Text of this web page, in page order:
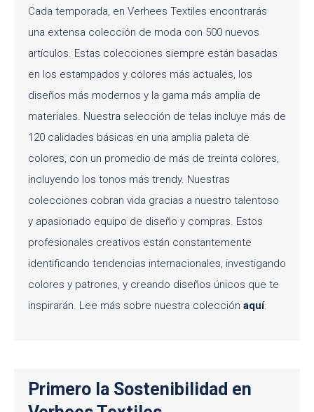
Cada temporada, en Verhees Textiles encontrarás
una extensa colección de moda con 500 nuevos
artículos. Estas colecciones siempre están basadas
en los estampados y colores más actuales, los
diseños más modernos y la gama más amplia de
materiales. Nuestra selección de telas incluye más de
120 calidades básicas en una amplia paleta de
colores, con un promedio de más de treinta colores,
incluyendo los tonos más trendy. Nuestras
colecciones cobran vida gracias a nuestro talentoso
y apasionado equipo de diseño y compras. Estos
profesionales creativos están constantemente
identificando tendencias internacionales, investigando
colores y patrones, y creando diseños únicos que te
inspirarán. Lee más sobre nuestra colección aquí.
Primero la Sostenibilidad en